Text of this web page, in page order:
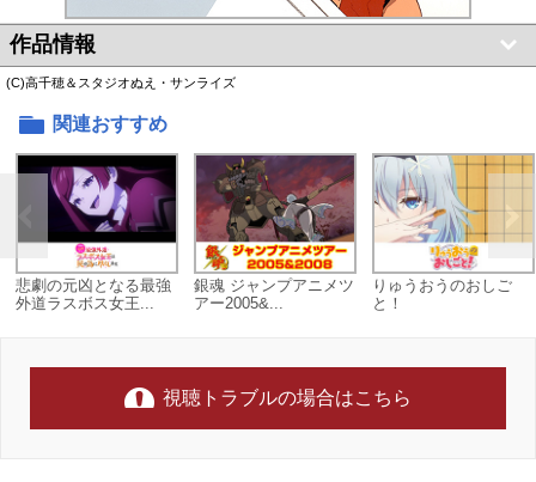
作品情報
(C)高千穂＆スタジオぬえ・サンライズ
関連おすすめ
悲劇の元凶となる最強
外道ラスボス女王...
銀魂 ジャンプアニメツ
アー2005&...
りゅうおうのおしご
と！
視聴トラブルの場合はこちら